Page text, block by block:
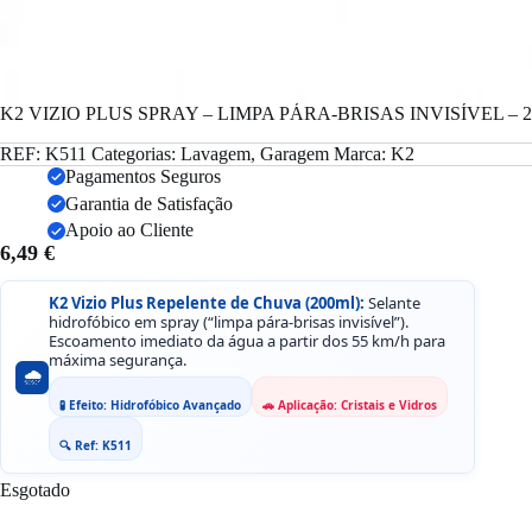
K2 VIZIO PLUS SPRAY – LIMPA PÁRA-BRISAS INVISÍVEL –
REF: K511 Categorias: Lavagem, Garagem Marca: K2
Pagamentos Seguros
Garantia de Satisfação
Apoio ao Cliente
6,49 €
🌧️
K2 Vizio Plus Repelente de Chuva (200ml): Selante
hidrofóbico em spray (“limpa pára-brisas invisível”).
Escoamento imediato da água a partir dos 55 km/h para
máxima segurança.
🧪 Efeito: Hidrofóbico Avançado 🚗 Aplicação: Cristais e Vidros
🔍 Ref: K511
Esgotado